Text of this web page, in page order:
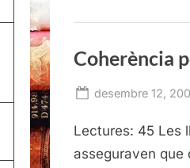
Coherència
Posted
desembre 12,
Lectures: 45 Les
asseguraven que